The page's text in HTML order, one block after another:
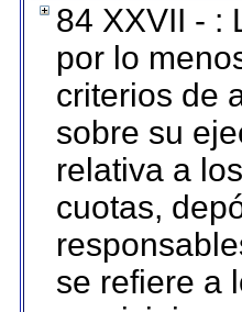
84 XXVII - :
por lo
criterios de
sobre su
relativa a
cuotas,
se refiere a